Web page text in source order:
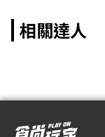
相關達人